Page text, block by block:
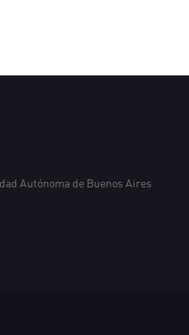
Autónoma de Buenos Aires